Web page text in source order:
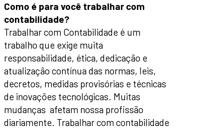
Como é para você trabalhar com
contabilidade?
Trabalhar com Contabilidade é um
trabalho que exige muita
responsabilidade, ética, dedicação e
atualização contínua das normas, leis,
decretos, medidas provisórias e técnicas
de inovações tecnológicas. Muitas
mudanças afetam nossa profissão
diariamente. Trabalhar com contabilidade